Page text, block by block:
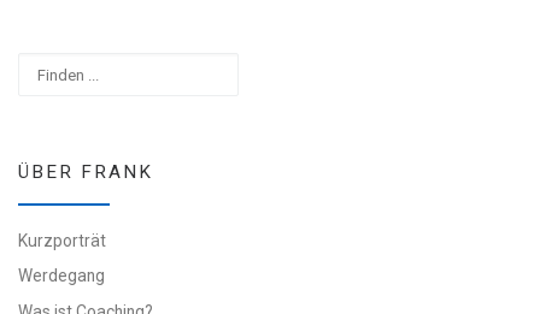
ÜBER FRANK
Kurzporträt
Werdegang